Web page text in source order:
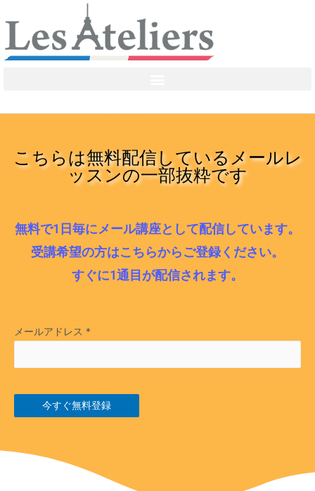
こちらは無料配信しているメールレ
ッスンの一部抜粋です
無料で1日毎にメール講座として配信しています。
受講希望の方はこちらからご登録ください。
すぐに1通目が配信されます。
メールアドレス *
今すぐ無料登録